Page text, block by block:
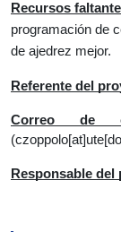
Recursos
programación de
de ajedrez mejor.
Referente del
Correo de
Responsable del